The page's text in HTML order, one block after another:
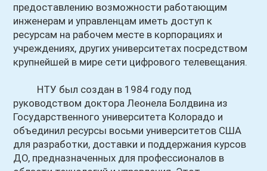
предоставлению возможности работающим
инженерам и управленцам иметь доступ к
ресурсам на рабочем месте в корпорациях и
учреждениях, других университетах посредством
крупнейшей в мире сети цифрового телевещания.
НТУ был создан в 1984 году под
руководством доктора Леонела Болдвина из
Государственного университета Колорадо и
объединил ресурсы восьми университетов США
для разработки, доставки и поддержания курсов
ДО, предназначенных для профессионалов в